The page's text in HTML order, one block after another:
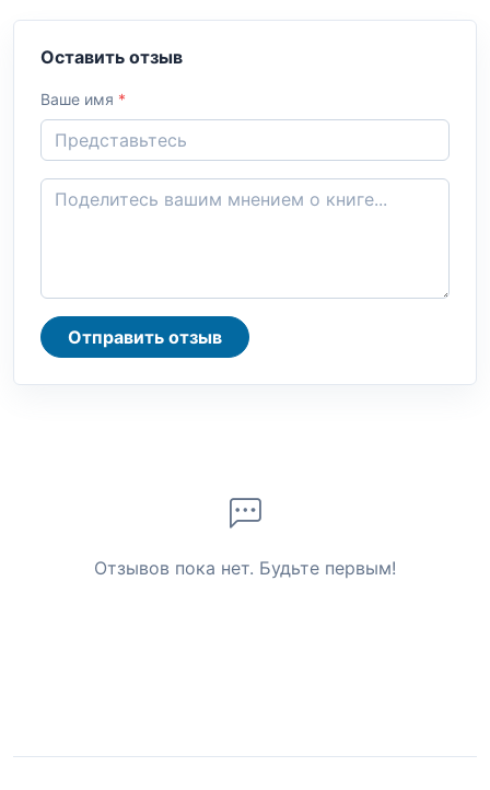
Оставить отзыв
Ваше имя *
Отправить отзыв
Отзывов пока нет. Будьте первым!